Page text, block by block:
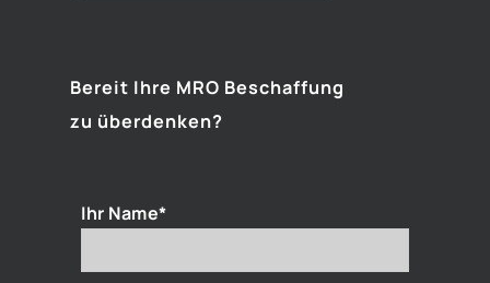
Bereit Ihre MRO Beschaffung
zu überdenken?
Ihr Name*